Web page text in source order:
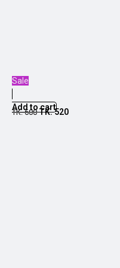
Sale
Add to cart
TK.600 TK.520